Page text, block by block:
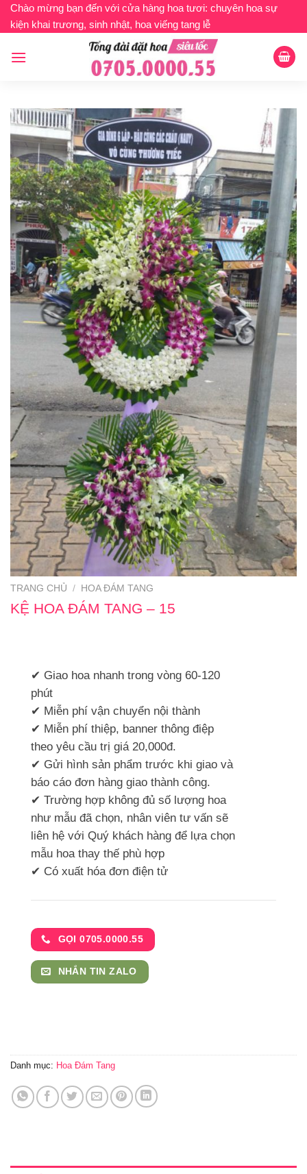
Bỏ
qua
dung
Chào mừng bạn đến với cửa hàng hoa tươi: chuyên hoa sự
kiện khai trương, sinh nhật, hoa viếng tang lễ
TRANG CHỦ / HOA ĐÁM TANG
KỆ HOA ĐÁM TANG – 15
✔ Giao hoa nhanh trong vòng 60-120
phút
✔ Miễn phí vận chuyển nội thành
✔ Miễn phí thiệp, banner thông điệp
theo yêu cầu trị giá 20,000đ.
✔ Gửi hình sản phẩm trước khi giao và
báo cáo đơn hàng giao thành công.
✔ Trường hợp không đủ số lượng hoa
như mẫu đã chọn, nhân viên tư vấn sẽ
liên hệ với Quý khách hàng để lựa chọn
mẫu hoa thay thế phù hợp
✔ Có xuất hóa đơn điện tử
GỌI 0705.0000.55
NHẮN TIN ZALO
Danh mục: Hoa Đám Tang